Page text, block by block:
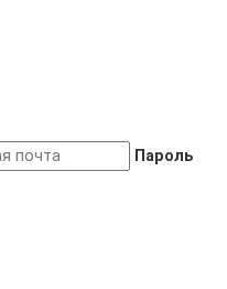
Пароль